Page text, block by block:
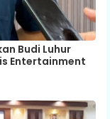
Budi Luhur
Entertainment